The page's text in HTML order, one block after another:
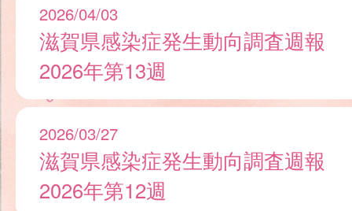
2026/04/03
滋賀県感染症発生動向調査週報
2026年第13週
2026/03/27
滋賀県感染症発生動向調査週報
2026年第12週